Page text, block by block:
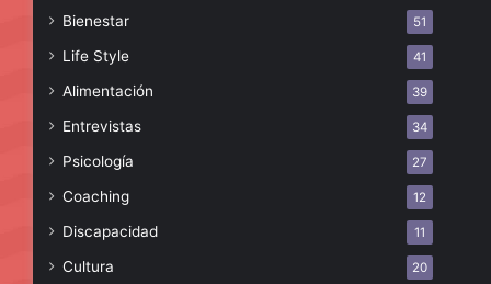
Bienestar 51
Life Style 41
Alimentación 39
Entrevistas 34
Psicología 27
Coaching 12
Discapacidad 11
Cultura 20